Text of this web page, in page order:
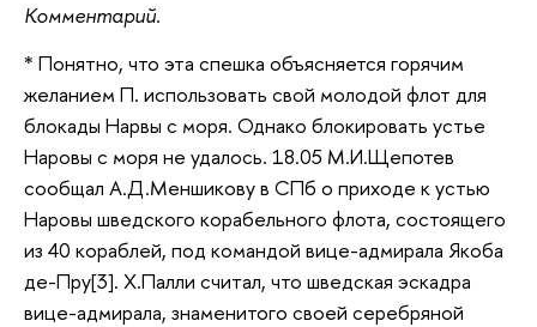
Комментарий.
* Понятно, что эта спешка объясняется горячим
желанием П. использовать свой молодой флот для
блокады Нарвы с моря. Однако блокировать устье
Наровы с моря не удалось. 18.05 М.И.Щепотев
сообщал А.Д.Меншикову в СПб о приходе к устью
Наровы шведского корабельного флота, состоящего
из 40 кораблей, под командой вице-адмирала Якоба
де-Пру[3]. Х.Палли считал, что шведская эскадра
вице-адмирала, знаменитого своей серебряной